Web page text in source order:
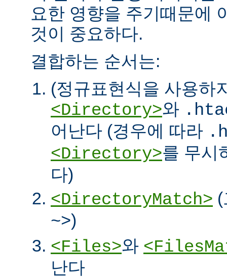
요한 영향을 주기때문에
것이 중요하다.
결합하는 순서는:
(정규표현식을 사용하
<Directory>와
어난다 (경우에 따라
<Directory>를 무시
다)
<DirectoryMatch>
~>)
<Files>와
난다